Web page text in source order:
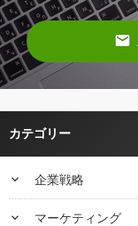
email
カテゴリー
keyboard_arrow_down 企業戦略
keyboard_arrow_down マーケティング